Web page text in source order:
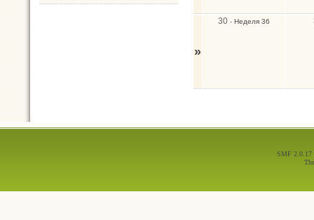
»
30- Неделя 36
SMF 2.0.17